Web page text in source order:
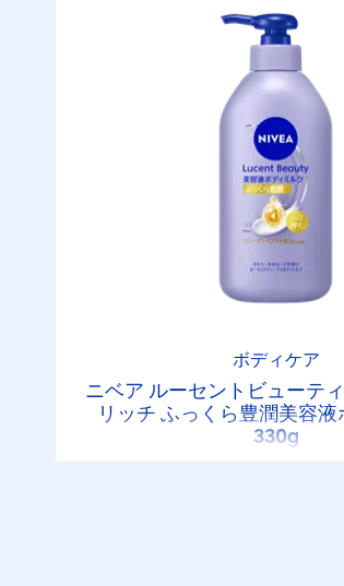
ボディケア
ニベア ルーセントビューテ
リッチ ふっくら豊潤美容液
330g